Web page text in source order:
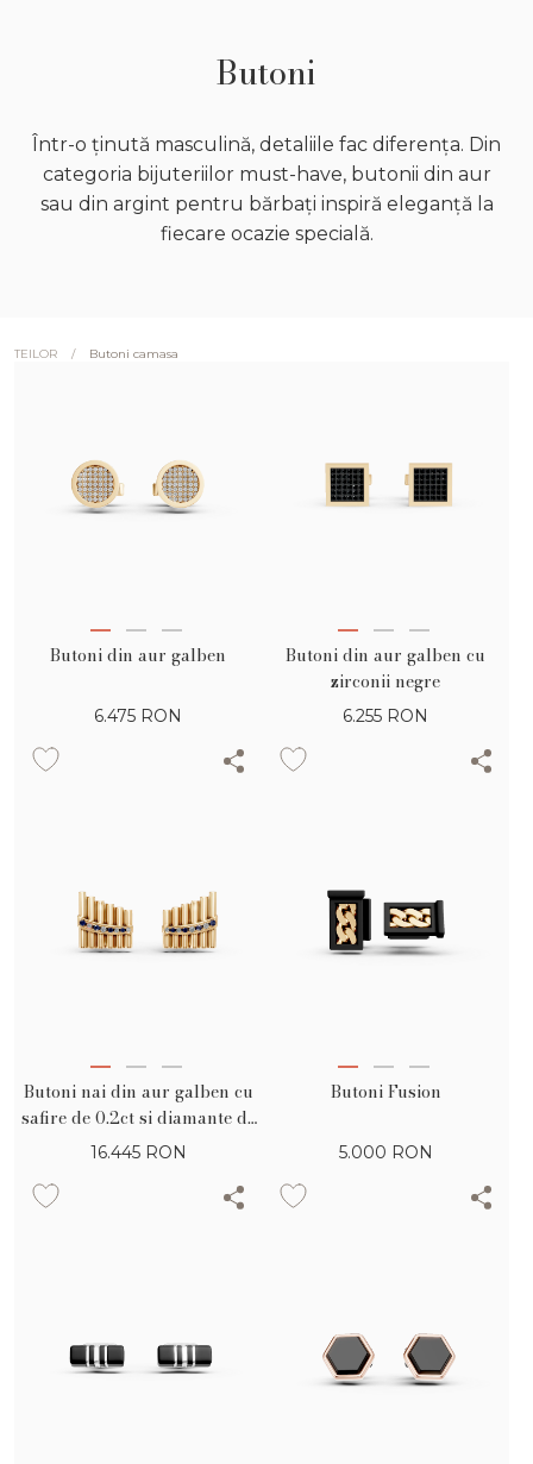
Butoni
Într-o ținută masculină, detaliile fac diferența. Din
categoria bijuteriilor must-have, butonii din aur
sau din argint pentru bărbați inspiră eleganță la
fiecare ocazie specială.
TEILOR / Butoni camasa
Butoni din aur galben
6.475 RON
Butoni din aur galben cu
zirconii negre
6.255 RON
Butoni nai din aur galben cu
safire de 0.2ct si diamante de
0.1ct
16.445 RON
Butoni Fusion
5.000 RON